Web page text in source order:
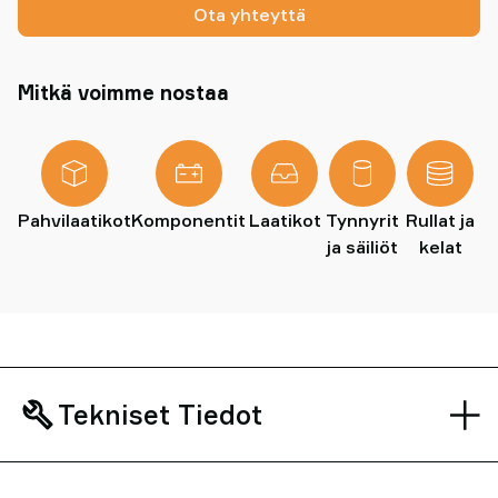
Ota yhteyttä
Mitkä voimme nostaa
PahvilaatikotKomponentit Laatikot Tynnyrit
ja säiliöt
Rullat ja
kelat
Tekniset Tiedot